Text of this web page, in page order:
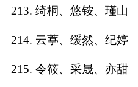
213. 绮桐、悠铵、瑾山
214. 云葶、缓然、纪婷
215. 令筱、采晟、亦甜